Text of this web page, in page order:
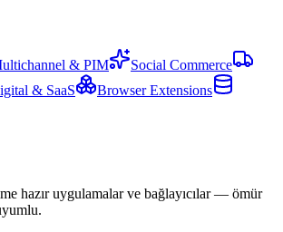
& PIM
Social Commerce
& SaaS
Browser Extensions
hazır uygulamalar ve bağlayıcılar — ömür